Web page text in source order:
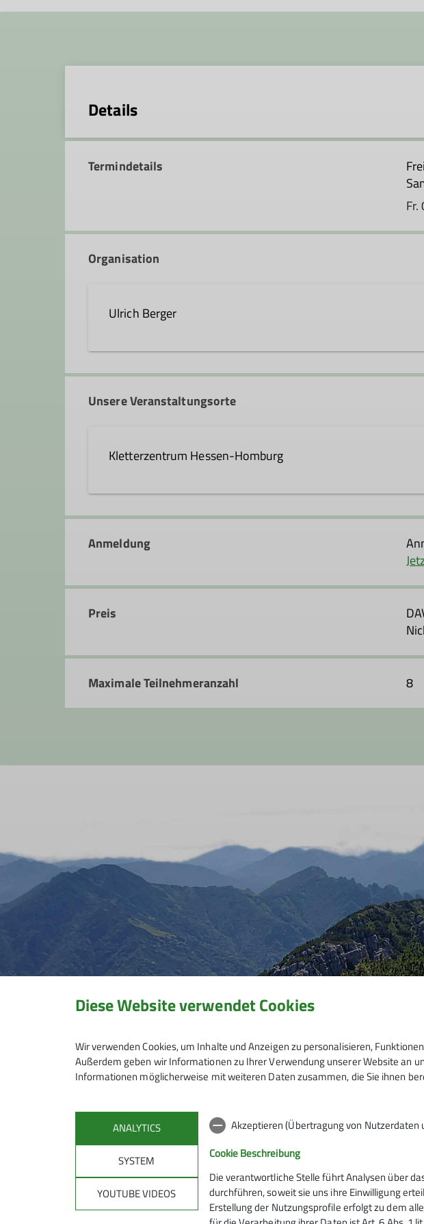
Details
Termindetails
Organisation
Ulrich Berger
Schatzmeister*in
Unsere Veranstaltungsorte
Kletterzentrum Hessen-Homburg
Anmeldung
Preis
Maximale Teilnehmeranzahl 8
Mitmachen Klettern
Diese Website verwendet Cookies
Wir verwenden Cookies, um Inhalte und Anzeigen zu personalisieren,
Außerdem geben wir Informationen zu Ihrer Verwendung unserer Website an
Informationen möglicherweise mit weiteren Daten zusammen, die Sie ihnen
ANALYTICS
SYSTEM
YOUTUBE VIDEOS
Akzeptieren (Übertragung von Nutzerdaten
Cookie Beschreibung
Die verantwortliche Stelle führt Analysen über
durchführen, soweit sie uns ihre Einwilligung
Erstellung der Nutzungsprofile erfolgt zu dem